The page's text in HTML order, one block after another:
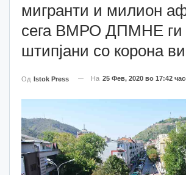
мигранти и милион
сега ВМРО ДПМНЕ ги
штипјани со корона
Од Istok Press На 25 Фев, 2020 во 17:42